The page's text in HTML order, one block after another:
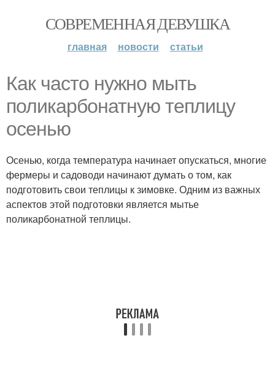
СОВРЕМЕННАЯ ДЕВУШКА
главная новости статьи
Как часто нужно мыть
поликарбонатную теплицу
осенью
Осенью, когда температура начинает опускаться, многие
фермеры и садоводи начинают думать о том, как
подготовить свои теплицы к зимовке. Одним из важных
аспектов этой подготовки является мытье
поликарбонатной теплицы.